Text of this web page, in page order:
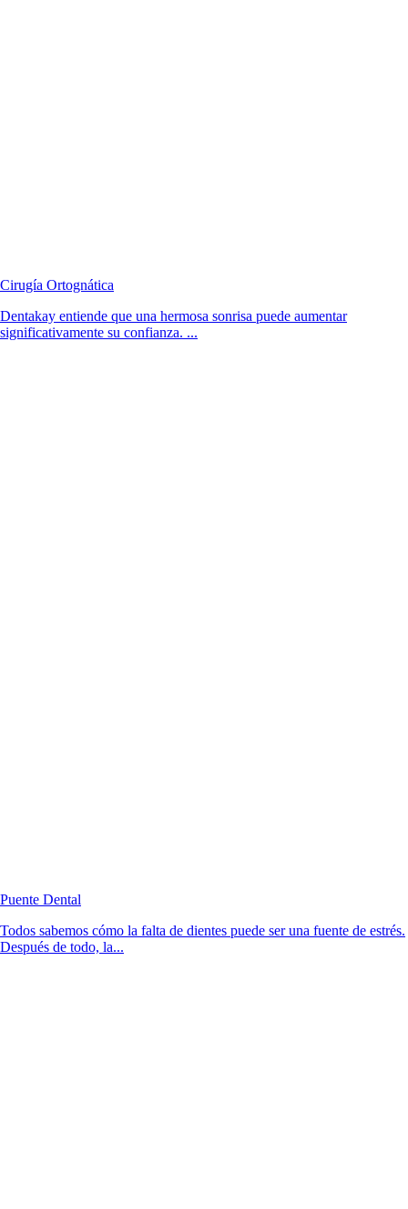
Cirugía Ortognática
Dentakay entiende que una hermosa sonrisa puede aumentar
significativamente su confianza. ...
Puente Dental
Todos sabemos cómo la falta de dientes puede ser una fuente de estrés.
Después de todo, la...